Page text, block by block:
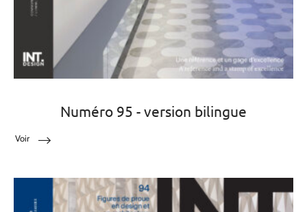
Numéro 95 - version bilingue
Voir